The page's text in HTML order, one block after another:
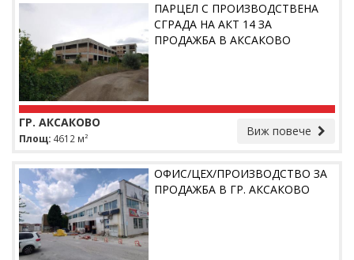
ПАРЦЕЛ С ПРОИЗВОДСТВЕНА
СГРАДА НА АКТ 14 ЗА
ПРОДАЖБА В АКСАКОВО
Виж повече
ГР. АКСАКОВО
Площ: 4612 м²
ОФИС/ЦЕХ/ПРОИЗВОДСТВО ЗА
ПРОДАЖБА В ГР. АКСАКОВО